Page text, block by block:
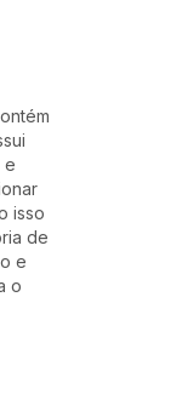
e
isso
de
e
o